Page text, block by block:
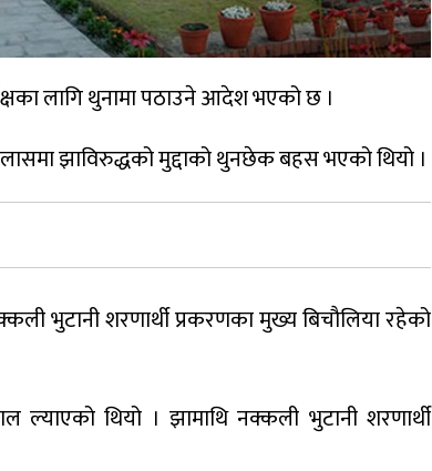
लागि थुनामा पठाउने आदेश भएको छ ।
झाविरुद्धको मुद्दाको थुनछेक बहस भएको थियो ।
भुटानी शरणार्थी प्रकरणका मुख्य बिचौलिया रहेको
ल्याएको थियो । झामाथि नक्कली भुटानी शरणार्थी